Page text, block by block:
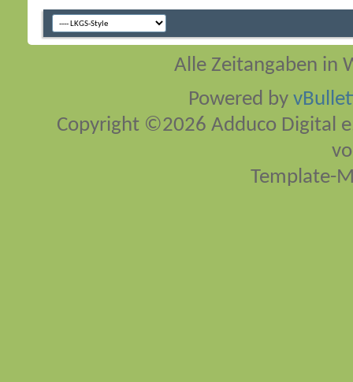
Alle Zeitangaben in
Powered by
Copyright ©2026 Adduco Digital
Template-